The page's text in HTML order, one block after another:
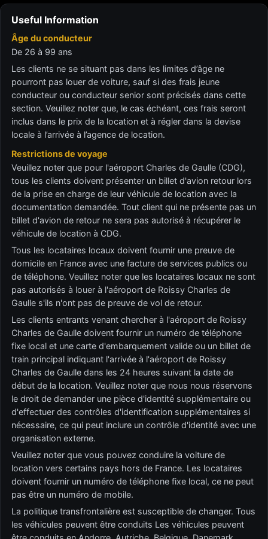
Useful Information
Âge du conducteur
De 26 à 99 ans
Les clients ne se situant pas dans les limites d’âge ne
pourront pas louer de voiture, sauf si des frais jeune
conducteur ou conducteur senior sont précisés dans cette
section. Veuillez noter que, le cas échéant, ces frais seront
inclus dans le prix de la location et à régler dans la devise
locale à l’arrivée à l’agence de location.
Restrictions de voyage
Veuillez noter que pour l'aéroport Charles de Gaulle (CDG),
tous les clients doivent présenter un billet d'avion retour lors
de la prise en charge de leur véhicule de location avec la
documentation demandée. Tout client qui ne présente pas un
billet d'avion de retour ne sera pas autorisé à récupérer le
véhicule de location à CDG.
Tous les locataires locaux doivent fournir une preuve de
domicile en France avec une facture de services publics ou
de téléphone. Veuillez noter que les locataires locaux ne sont
pas autorisés à louer à l'aéroport de Roissy Charles de
Gaulle s'ils n'ont pas de preuve de vol de retour.
Les clients entrants venant chercher à l'aéroport de Roissy
Charles de Gaulle doivent fournir un numéro de téléphone
fixe local et une carte d'embarquement valide ou un billet de
train principal indiquant l'arrivée à l'aéroport de Roissy
Charles de Gaulle dans les 24 heures suivant la date de
début de la location. Veuillez noter que nous nous réservons
le droit de demander une pièce d'identité supplémentaire ou
d'effectuer des contrôles d'identification supplémentaires si
nécessaire, ce qui peut inclure un contrôle d'identité avec une
organisation externe.
Veuillez noter que vous pouvez conduire la voiture de
location vers certains pays hors de France. Les locataires
doivent fournir un numéro de téléphone fixe local, ce ne peut
pas être un numéro de mobile.
La politique transfrontalière est susceptible de changer. Tous
les véhicules peuvent être conduits Les véhicules peuvent